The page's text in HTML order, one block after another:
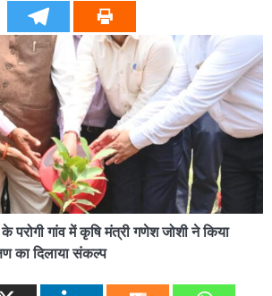
के परोगी गांव में कृषि मंत्री गणेश जोशी ने किया
का दिलाया संकल्प